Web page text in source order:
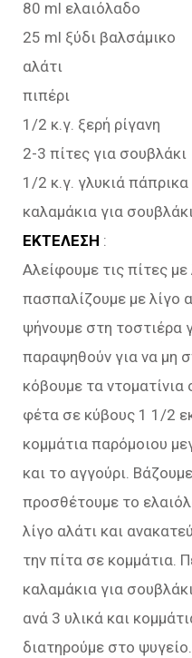
80 ml ελαιόλαδο
25 ml ξύδι βαλσάμικο
αλάτι
πιπέρι
1/2 κ.γ. ξερή ρίγανη
2-3 πίτες για σουβλάκι
1/2 κ.γ. γλυκιά πάπρικα
καλαμάκια για
ΕΚΤΕΛΕΣΗ :
Αλείφουμε τις πίτες με
πασπαλίζουμε με λίγο
ψήνουμε στη τοστιέρα
παραψηθούν για να μη
κόβουμε τα ντοματίνια
φέτα σε κύβους 1 1/2
κομμάτια παρόμοιου
και το αγγούρι.
προσθέτουμε το
λίγο αλάτι και
την πίτα σε κομμάτια.
καλαμάκια για
ανά 3 υλικά και
διατηρούμε στο ψυγείο.